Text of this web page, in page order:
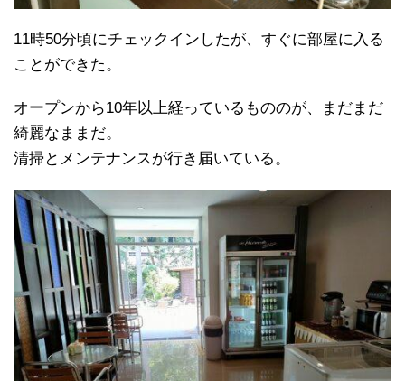
11時50分頃にチェックインしたが、すぐに部屋に入る
ことができた。
オープンから10年以上経っているもののが、まだまだ
綺麗なままだ。
清掃とメンテナンスが行き届いている。